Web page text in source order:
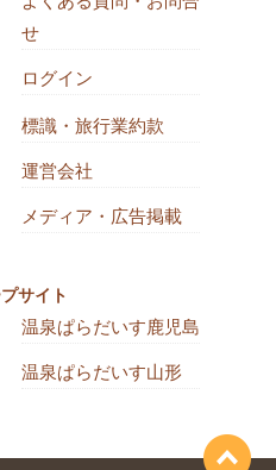
せ
ログイン
標識・旅行業約款
運営会社
メディア・広告掲載
サイト
温泉ぱらだいす鹿児島
温泉ぱらだいす山形